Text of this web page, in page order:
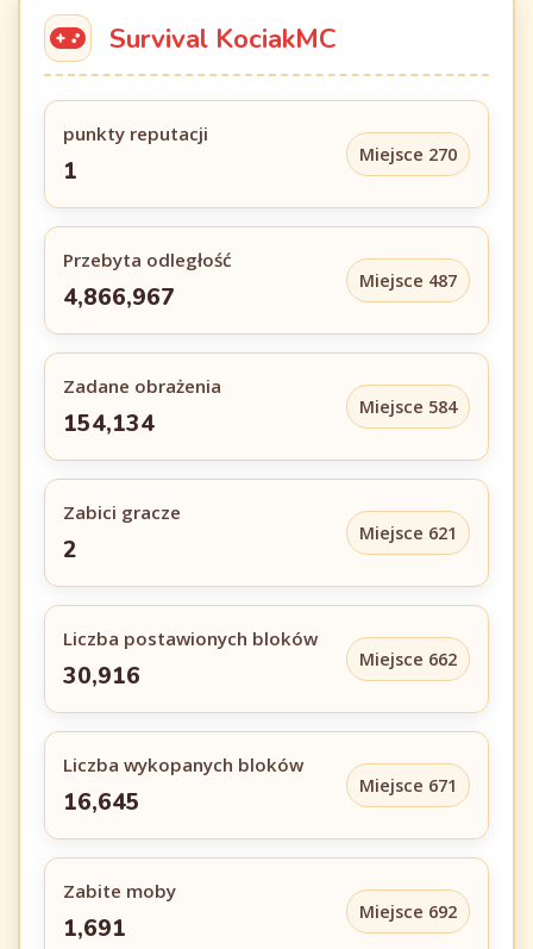
Survival KociakMC
punkty reputacji
1
Miejsce 270
Przebyta odległość
4,866,967
Miejsce 487
Zadane obrażenia
154,134
Miejsce 584
Zabici gracze
2
Miejsce 621
Liczba postawionych bloków
30,916
Miejsce 662
Liczba wykopanych bloków
16,645
Miejsce 671
Zabite moby
1,691
Miejsce 692